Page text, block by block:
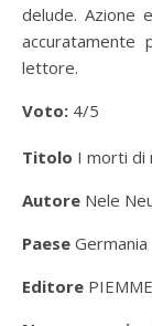
delude. Azione
accuratamente
lettore.
Voto: 4/5
Titolo I morti di
Autore Nele
Paese Germania
Editore